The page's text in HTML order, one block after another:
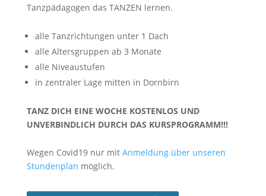
Tanzpädagogen das TANZEN lernen.
alle Tanzrichtungen unter 1 Dach
alle Altersgruppen ab 3 Monate
alle Niveaustufen
in zentraler Lage mitten in Dornbirn
TANZ DICH EINE WOCHE KOSTENLOS UND
UNVERBINDLICH DURCH DAS KURSPROGRAMM!!!
Wegen Covid19 nur mitAnmeldung über unseren
Stundenplan möglich.